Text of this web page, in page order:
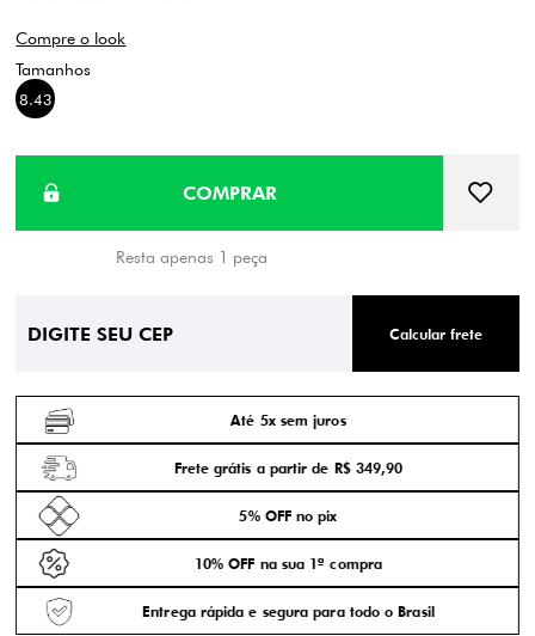
Compre o look
8.43
Resta apenas 1 peça
Calcular frete
Até 5x sem juros
Frete grátis a partir de R$ 349,90
5% OFF no pix
10% OFF na sua 1ª compra
Entrega rápida e segura para todo o Brasil